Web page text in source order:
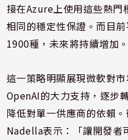
接在Azure上使用這些熱門
相同的穩定性保證。而目
1900種，未來將持續增加。
這一策略明顯展現微軟對
OpenAI的大力支持，逐步
降低對單一供應商的依賴
Nadella表示：「讓開發者